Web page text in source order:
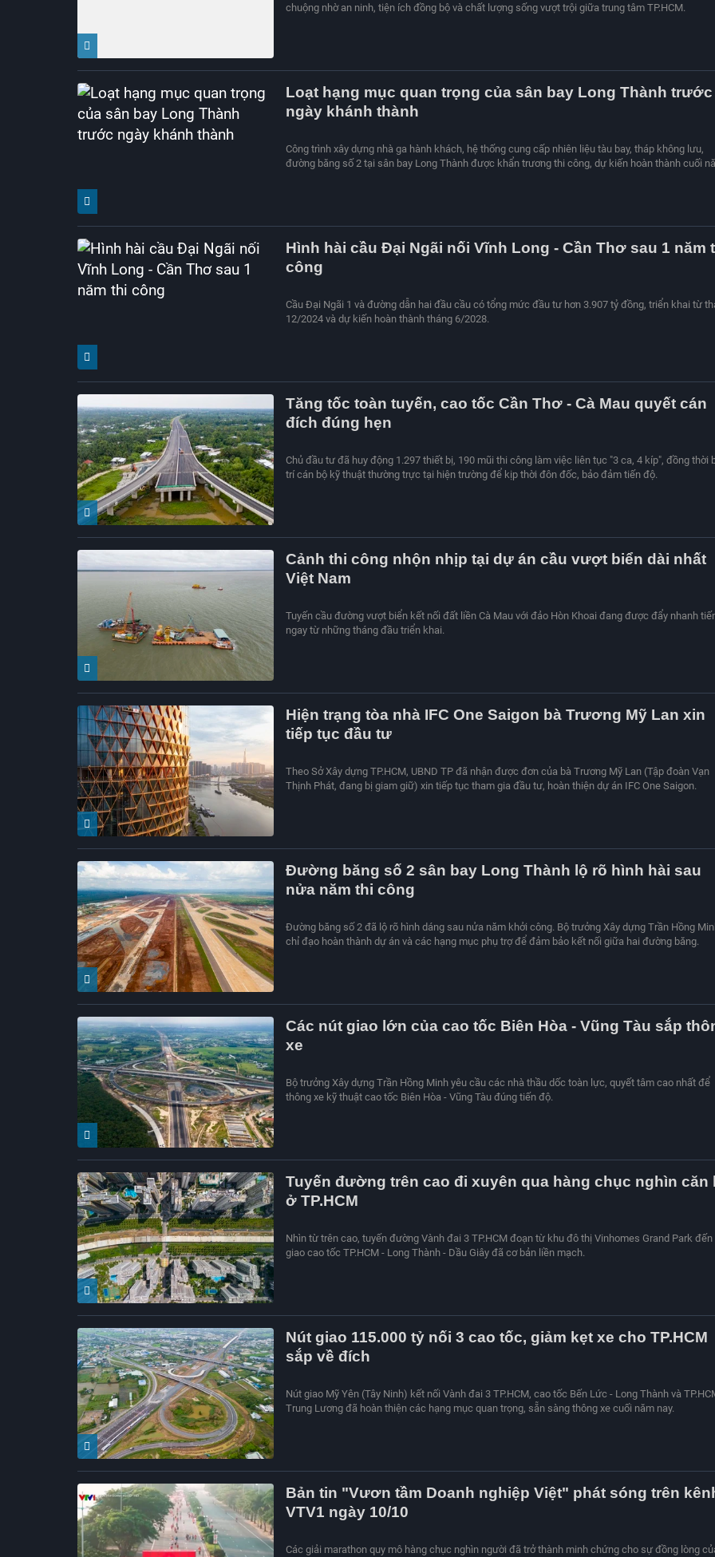
chuộng nhờ an ninh, tiện ích đồng bộ và chất lượng sống vượt trội giữa trung tâm TP.HCM.
Loạt hạng mục quan trọng của sân bay Long Thành trước
ngày khánh thành
Công trình xây dựng nhà ga hành khách, hệ thống cung cấp nhiên liệu tàu bay, tháp không lưu,
đường băng số 2 tại sân bay Long Thành được khẩn trương thi công, dự kiến hoàn thành cuối
Hình hài cầu Đại Ngãi nối Vĩnh Long - Cần Thơ sau 1 năm
công
Cầu Đại Ngãi 1 và đường dẫn hai đầu cầu có tổng mức đầu tư hơn 3.907 tỷ đồng, triển khai từ
12/2024 và dự kiến hoàn thành tháng 6/2028.
Tăng tốc toàn tuyến, cao tốc Cần Thơ - Cà Mau quyết cán
đích đúng hẹn
Chủ đầu tư đã huy động 1.297 thiết bị, 190 mũi thi công làm việc liên tục "3 ca, 4 kíp", đồng thời
trí cán bộ kỹ thuật thường trực tại hiện trường để kịp thời đôn đốc, bảo đảm tiến độ.
Cảnh thi công nhộn nhịp tại dự án cầu vượt biển dài nhất
Việt Nam
Tuyến cầu đường vượt biển kết nối đất liền Cà Mau với đảo Hòn Khoai đang được đẩy nhanh
ngay từ những tháng đầu triển khai.
Hiện trạng tòa nhà IFC One Saigon bà Trương Mỹ Lan xin
tiếp tục đầu tư
Theo Sở Xây dựng TP.HCM, UBND TP đã nhận được đơn của bà Trương Mỹ Lan (Tập đoàn Vạn
Thịnh Phát, đang bị giam giữ) xin tiếp tục tham gia đầu tư, hoàn thiện dự án IFC One Saigon.
Đường băng số 2 sân bay Long Thành lộ rõ hình hài sau
nửa năm thi công
Đường băng số 2 đã lộ rõ hình dáng sau nửa năm khởi công. Bộ trưởng Xây dựng Trần Hồng
chỉ đạo hoàn thành dự án và các hạng mục phụ trợ để đảm bảo kết nối giữa hai đường băng.
Các nút giao lớn của cao tốc Biên Hòa - Vũng Tàu sắp
xe
Bộ trưởng Xây dựng Trần Hồng Minh yêu cầu các nhà thầu dốc toàn lực, quyết tâm cao nhất để
thông xe kỹ thuật cao tốc Biên Hòa - Vũng Tàu đúng tiến độ.
Tuyến đường trên cao đi xuyên qua hàng chục nghìn căn
ở TP.HCM
Nhìn từ trên cao, tuyến đường Vành đai 3 TP.HCM đoạn từ khu đô thị Vinhomes Grand Park đến
giao cao tốc TP.HCM - Long Thành - Dầu Giây đã cơ bản liền mạch.
Nút giao 115.000 tỷ nối 3 cao tốc, giảm kẹt xe cho TP.HCM
sắp về đích
Nút giao Mỹ Yên (Tây Ninh) kết nối Vành đai 3 TP.HCM, cao tốc Bến Lức - Long Thành và
Trung Lương đã hoàn thiện các hạng mục quan trọng, sẵn sàng thông xe cuối năm nay.
Bản tin "Vươn tầm Doanh nghiệp Việt" phát sóng trên
VTV1 ngày 10/10
Các giải marathon quy mô hàng chục nghìn người đã trở thành minh chứng cho sự đồng lòng